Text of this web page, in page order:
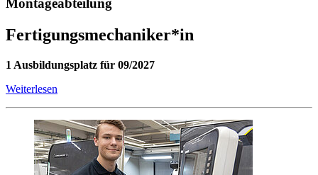
Montageabteilung
Fertigungsmechaniker*in
1 Ausbildungsplatz für 09/2027
Weiterlesen